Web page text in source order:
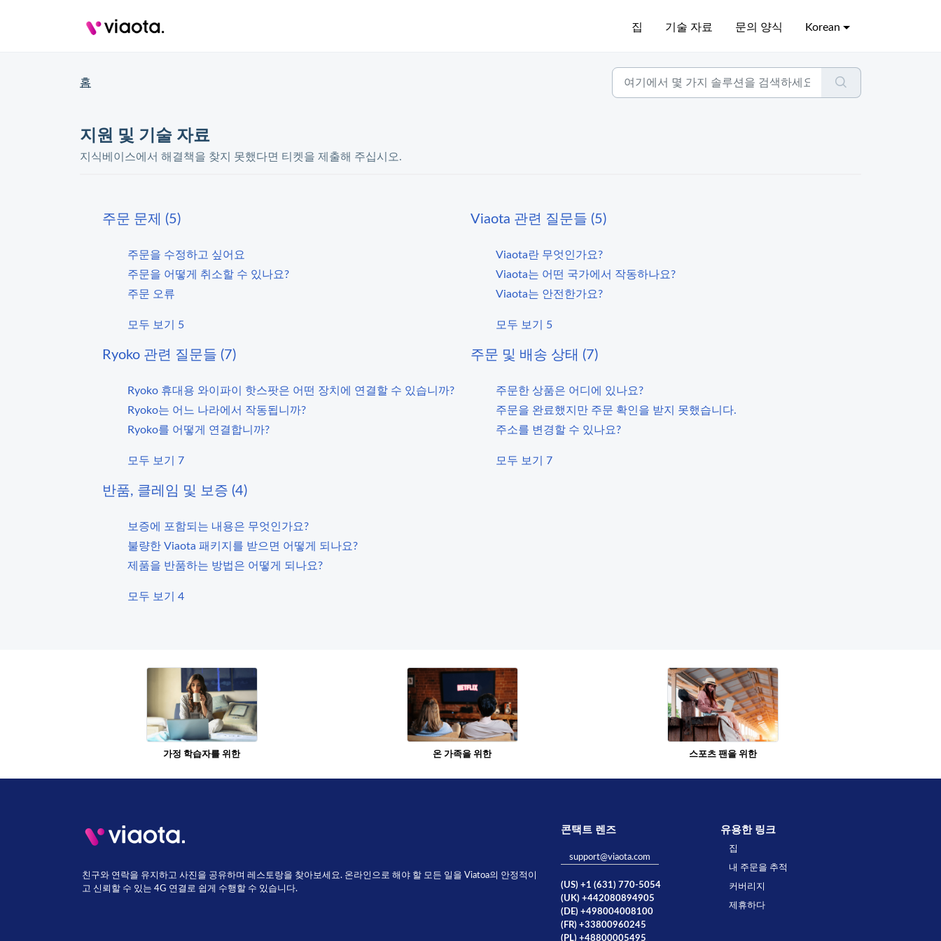
집 기술 자료 문의 양식 Korean
홈
지원 및 기술 자료
지식베이스에서 해결책을 찾지 못했다면 티켓을 제출해 주십시오.
주문 문제 (5)
주문을 수정하고 싶어요
주문을 어떻게 취소할 수 있나요?
주문 오류
모두 보기 5
Viaota 관련 질문들 (5)
Viaota란 무엇인가요?
Viaota는 어떤 국가에서 작동하나요?
Viaota는 안전한가요?
모두 보기 5
Ryoko 관련 질문들 (7)
Ryoko 휴대용 와이파이 핫스팟은 어떤 장치에 연결할 수 있습니까?
Ryoko는 어느 나라에서 작동됩니까?
Ryoko를 어떻게 연결합니까?
모두 보기 7
주문 및 배송 상태 (7)
주문한 상품은 어디에 있나요?
주문을 완료했지만 주문 확인을 받지 못했습니다.
주소를 변경할 수 있나요?
모두 보기 7
반품, 클레임 및 보증 (4)
보증에 포함되는 내용은 무엇인가요?
불량한 Viaota 패키지를 받으면 어떻게 되나요?
제품을 반품하는 방법은 어떻게 되나요?
모두 보기 4
가정 학습자를 위한 온 가족을 위한 스포츠 팬을 위한
친구와 연락을 유지하고 사진을 공유하며 레스토랑을 찾아보세요. 온라인으로 해야 할 모든 일을 Viatoa의 안정적이
고 신뢰할 수 있는 4G 연결로 쉽게 수행할 수 있습니다.
콘택트 렌즈
support@viaota.com
(US) +1 (631) 770-5054
(UK) +442080894905
(DE) +498004008100
(FR) +33800960245
(PL) +48800005495
유용한 링크
집
내 주문을 추적
커버리지
제휴하다